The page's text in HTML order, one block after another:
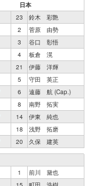
日本
23
鈴木 彩艶
2
菅原 由勢
3
谷口 彰悟
4
板倉 滉
21
伊藤 洋輝
5
守田 英正
6
遠藤 航 (Cap.)
8
南野 拓実
14
伊東 純也
18
浅野 拓磨
20 久保 建英
1
前川 黛也